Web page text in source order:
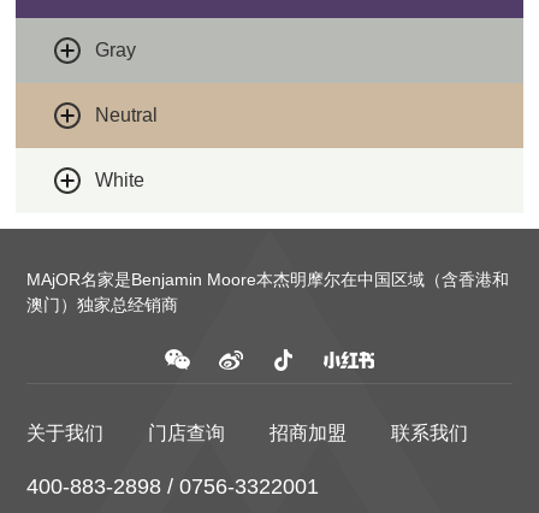
Gray
Neutral
White
MAjOR名家是Benjamin Moore本杰明摩尔在中国区域（含香港和
澳门）独家总经销商
关于我们 门店查询 招商加盟 联系我们
400-883-2898 / 0756-3322001